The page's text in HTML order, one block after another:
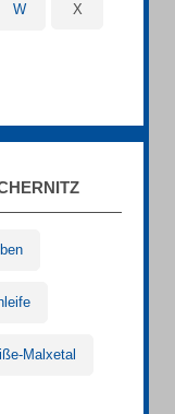
W X
Malxetal